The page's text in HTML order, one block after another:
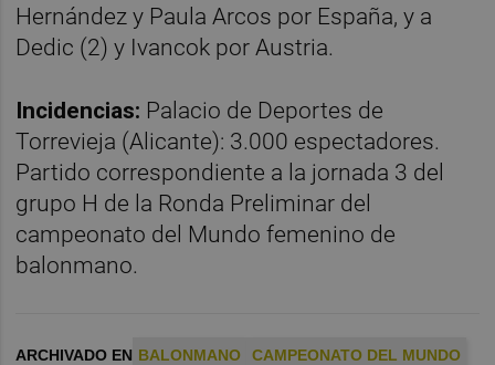
Hernández y Paula Arcos por España, y a
Dedic (2) y Ivancok por Austria.
Incidencias: Palacio de Deportes de
Torrevieja (Alicante): 3.000 espectadores.
Partido correspondiente a la jornada 3 del
grupo H de la Ronda Preliminar del
campeonato del Mundo femenino de
balonmano.
ARCHIVADO EN BALONMANO
CAMPEONATO DEL MUNDO